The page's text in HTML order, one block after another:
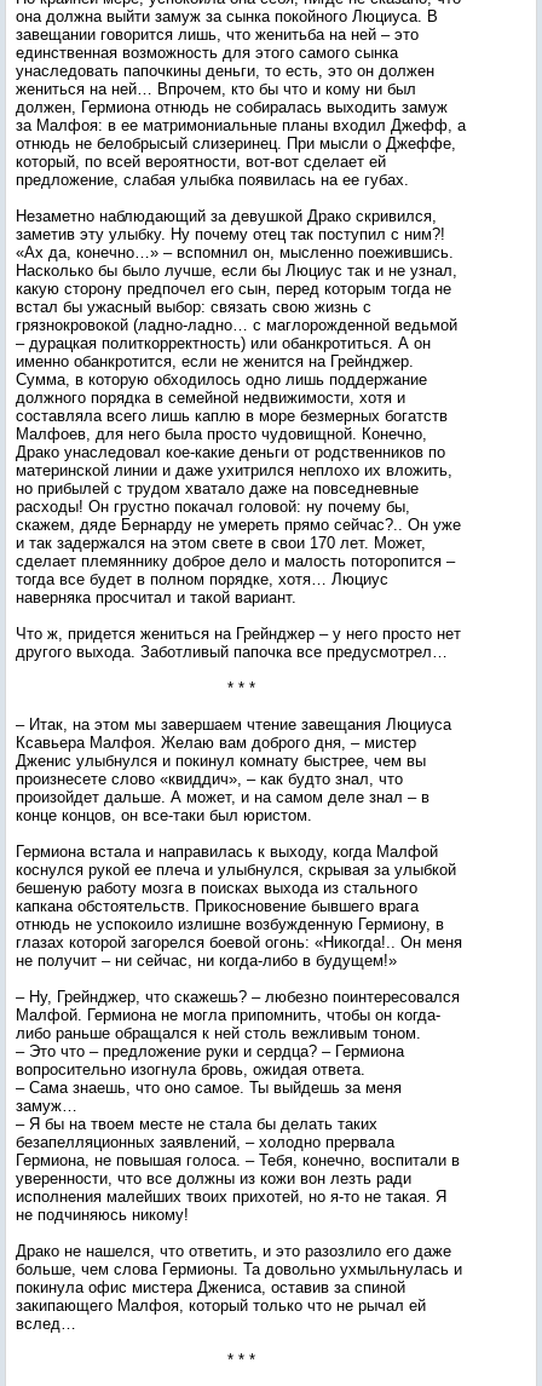
она должна выйти замуж за сынка покойного Люциуса. В
завещании говорится лишь, что женитьба на ней – это
единственная возможность для этого самого сынка
унаследовать папочкины деньги, то есть, это он должен
жениться на ней… Впрочем, кто бы что и кому ни был
должен, Гермиона отнюдь не собиралась выходить замуж
за Малфоя: в ее матримониальные планы входил Джефф, а
отнюдь не белобрысый слизеринец. При мысли о Джеффе,
который, по всей вероятности, вот-вот сделает ей
предложение, слабая улыбка появилась на ее губах.
Незаметно наблюдающий за девушкой Драко скривился,
заметив эту улыбку. Ну почему отец так поступил с ним?!
«Ах да, конечно…» – вспомнил он, мысленно поежившись.
Насколько бы было лучше, если бы Люциус так и не узнал,
какую сторону предпочел его сын, перед которым тогда не
встал бы ужасный выбор: связать свою жизнь с
грязнокровокой (ладно-ладно… с маглорожденной ведьмой
– дурацкая политкорректность) или обанкротиться. А он
именно обанкротится, если не женится на Грейнджер.
Сумма, в которую обходилось одно лишь поддержание
должного порядка в семейной недвижимости, хотя и
составляла всего лишь каплю в море безмерных богатств
Малфоев, для него была просто чудовищной. Конечно,
Драко унаследовал кое-какие деньги от родственников по
материнской линии и даже ухитрился неплохо их вложить,
но прибылей с трудом хватало даже на повседневные
расходы! Он грустно покачал головой: ну почему бы,
скажем, дяде Бернарду не умереть прямо сейчас?.. Он уже
и так задержался на этом свете в свои 170 лет. Может,
сделает племяннику доброе дело и малость поторопится –
тогда все будет в полном порядке, хотя… Люциус
наверняка просчитал и такой вариант.
Что ж, придется жениться на Грейнджер – у него просто нет
другого выхода. Заботливый папочка все предусмотрел…
* * *
– Итак, на этом мы завершаем чтение завещания Люциуса
Ксавьера Малфоя. Желаю вам доброго дня, – мистер
Дженис улыбнулся и покинул комнату быстрее, чем вы
произнесете слово «квиддич», – как будто знал, что
произойдет дальше. А может, и на самом деле знал – в
конце концов, он все-таки был юристом.
Гермиона встала и направилась к выходу, когда Малфой
коснулся рукой ее плеча и улыбнулся, скрывая за улыбкой
бешеную работу мозга в поисках выхода из стального
капкана обстоятельств. Прикосновение бывшего врага
отнюдь не успокоило излишне возбужденную Гермиону, в
глазах которой загорелся боевой огонь: «Никогда!.. Он меня
не получит – ни сейчас, ни когда-либо в будущем!»
– Ну, Грейнджер, что скажешь? – любезно поинтересовался
Малфой. Гермиона не могла припомнить, чтобы он когда-
либо раньше обращался к ней столь вежливым тоном.
– Это что – предложение руки и сердца? – Гермиона
вопросительно изогнула бровь, ожидая ответа.
– Сама знаешь, что оно самое. Ты выйдешь за меня
замуж…
– Я бы на твоем месте не стала бы делать таких
безапелляционных заявлений, – холодно прервала
Гермиона, не повышая голоса. – Тебя, конечно, воспитали в
уверенности, что все должны из кожи вон лезть ради
исполнения малейших твоих прихотей, но я-то не такая. Я
не подчиняюсь никому!
Драко не нашелся, что ответить, и это разозлило его даже
больше, чем слова Гермионы. Та довольно ухмыльнулась и
покинула офис мистера Джениса, оставив за спиной
закипающего Малфоя, который только что не рычал ей
вслед…
* * *